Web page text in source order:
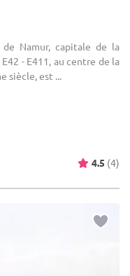
Namur, capitale de la
- E411, au centre de la
siècle, est ...
4.5 (4)